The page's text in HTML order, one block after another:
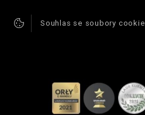
Souhlas se soubory cookie